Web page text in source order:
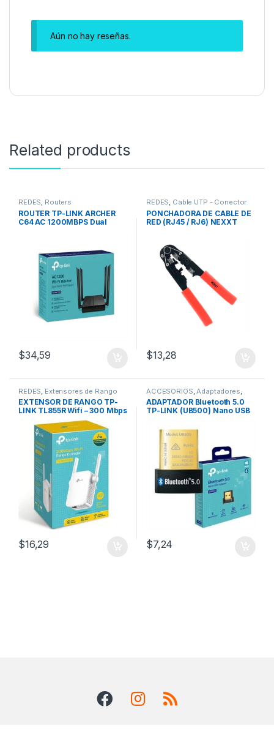
Aún no hay reseñas.
Related products
REDES, Routers
ROUTER TP-LINK ARCHER
C64 AC 1200MBPS Dual
$34,59
REDES, Cable UTP - Conector
RJ45
PONCHADORA DE CABLE DE
RED (RJ45 / RJ6) NEXXT
$13,28
REDES Extensores de Rango
EXTENSOR DE RANGO TP-
LINK TL855R Wifi – 300 Mbps
$16,29
ACCESORIOS Adaptadores
REDES, Adaptadores Wifi
Bluetooth
ADAPTADOR Bluetooth 5.0
TP-LINK (UB500) Nano USB
$7,24